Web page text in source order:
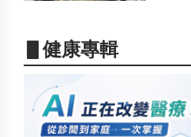
▋健康專輯